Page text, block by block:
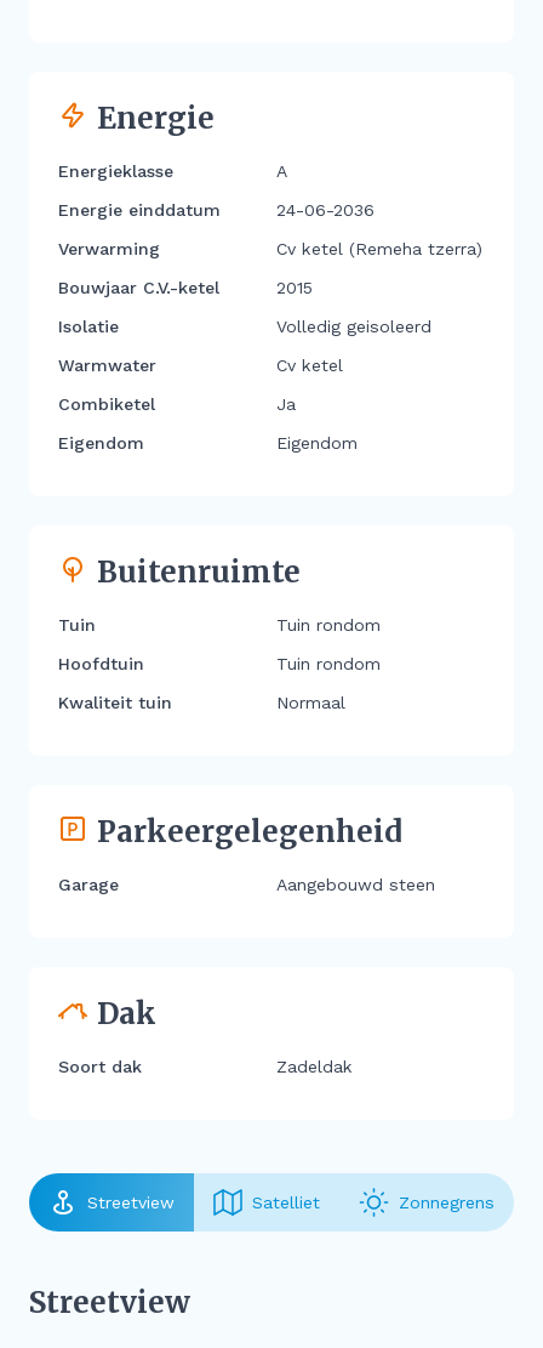
Energie
Energieklasse
A
Energie einddatum
24-06-2036
Verwarming
Cv ketel (Remeha tzerra)
Bouwjaar C.V.-ketel
2015
Isolatie
Volledig geisoleerd
Warmwater
Cv ketel
Combiketel
Ja
Eigendom
Eigendom
Buitenruimte
Tuin
Tuin rondom
Hoofdtuin
Tuin rondom
Kwaliteit tuin
Normaal
Parkeergelegenheid
Garage Aangebouwd steen
Dak
Soort dak Zadeldak
Streetview Satelliet Zonnegrens
Streetview